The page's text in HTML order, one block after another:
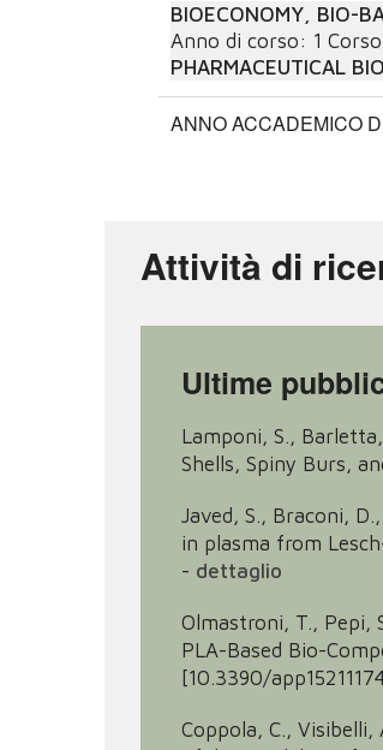
BIOECONOMY, BIO-
Anno di corso: 1
PHARMACEUTICAL
ANNO ACCADEMICO
Attività di
Ultime
Lamponi, S.,
Shells, Spiny Burs,
Javed, S., Braconi,
in plasma from
- dettaglio
Olmastroni, T., Pepi,
PLA-Based Bio-
[10.3390/
Coppola, C.,